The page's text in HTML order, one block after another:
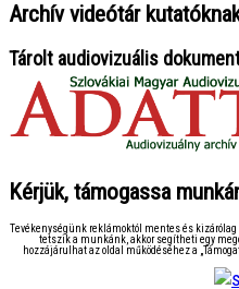
Archív videótár
Tárolt audiovizuális
Kérjük, támogassa
Tevékenységünk reklámoktól mentes és
tetszik a munkánk, akkor segítheti egy
hozzájárulhat az oldal működéséhez a